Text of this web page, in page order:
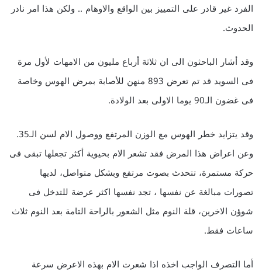
الفرد غير قادر على التمييز بين الواقع والاوهام .. ولكن هذا امر نادر
الحدوث.
وقد أشار الباحثون الى ان ثلاثة أرباع مليون من الامهات لأول مرة
فى السويد قد تم تعرض 893 منهن للأصابة بمرض الهوس وخاصة
فى غضون الـ90 يوما الاولى بعد الولادة.
وقد يتزايد خطر الهوس مع الوزن المرتفع ووصول الام لسن الـ35.
وعن اعراض هذا المرض فقد تشعر الام بحيوية أكثر تجعلها تبقى فى
حركة مستمرة، تتحدث بصوت مرتفع وبشكل متواصل، لديها
تصورات مبالغة عن نفسها ، تجد نفسها اكثر عرضة للتدخل فى
شوؤن الاخرين، قلة النوم مثل الشعور بالراحة التامة بعد النوم ثلاث
ساعات فقط.
أما التصرف الواجب اخذه اذا شعرت الام بهذه الاعرض سرعة